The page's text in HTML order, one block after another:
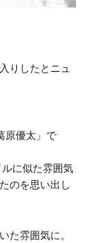
りしたとニュ
原優太」で
に似た雰囲気
のを思い出し
た雰囲気に。